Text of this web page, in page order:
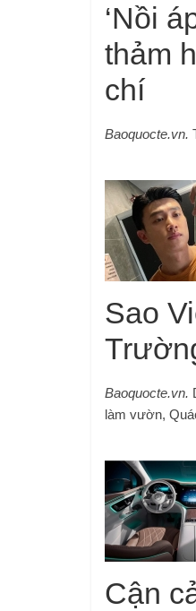
‘Nồi
thảm
chí
Baoquocte.vn.
Sao
Baoquocte.vn.
làm vườn,
Cận